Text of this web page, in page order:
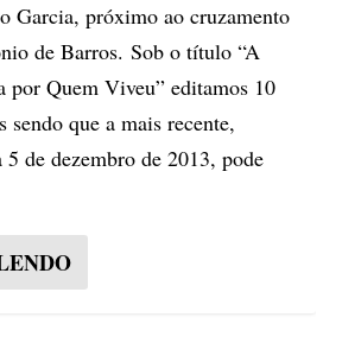
Garcia, próximo ao cruzamento
de Barros. Sob o título “A
por Quem Viveu” editamos 10
sendo que a mais recente,
de dezembro de 2013, pode